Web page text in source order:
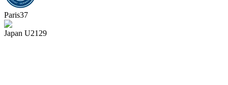
Paris37
Japan U21 29